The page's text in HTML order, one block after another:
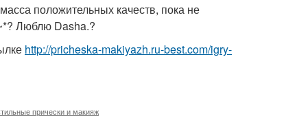
положительных качеств, пока не
Люблю Dasha.?
http://pricheska-makiyazh.ru-best.com/igry-
прически и макияж